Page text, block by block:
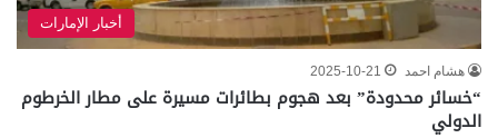
أخبار الإمارات
هشام احمد 2025-10-21
“خسائر محدودة” بعد هجوم بطائرات مسيرة على مطار الخرطوم
الدولي